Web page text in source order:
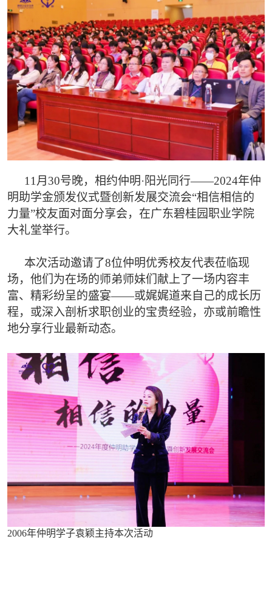
11月30号晚，相约仲明·阳光同行——2024年仲
明助学金颁发仪式暨创新发展交流会“相信相信的
力量”校友面对面分享会，在广东碧桂园职业学院
大礼堂举行。
本次活动邀请了8位仲明优秀校友代表莅临现
场，他们为在场的师弟师妹们献上了一场内容丰
富、精彩纷呈的盛宴——或娓娓道来自己的成长历
程，或深入剖析求职创业的宝贵经验，亦或前瞻性
地分享行业最新动态。
2006年仲明学子袁颖主持本次活动